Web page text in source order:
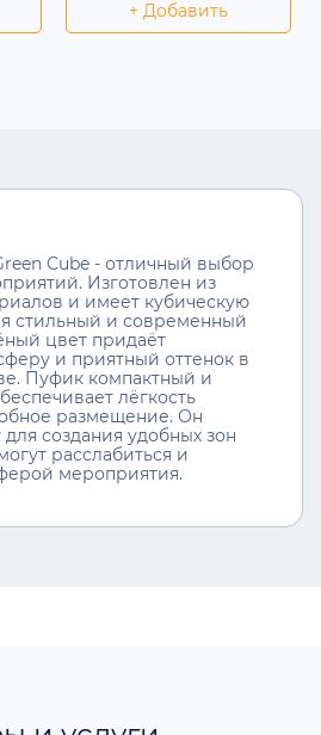
+ Добавить
Cube - отличный выбор
Изготовлен из
и имеет кубическую
стильный и современный
цвет придаёт
и приятный оттенок в
Пуфик компактный и
лёгкость
размещение. Он
создания удобных зон
расслабиться и
мероприятия.